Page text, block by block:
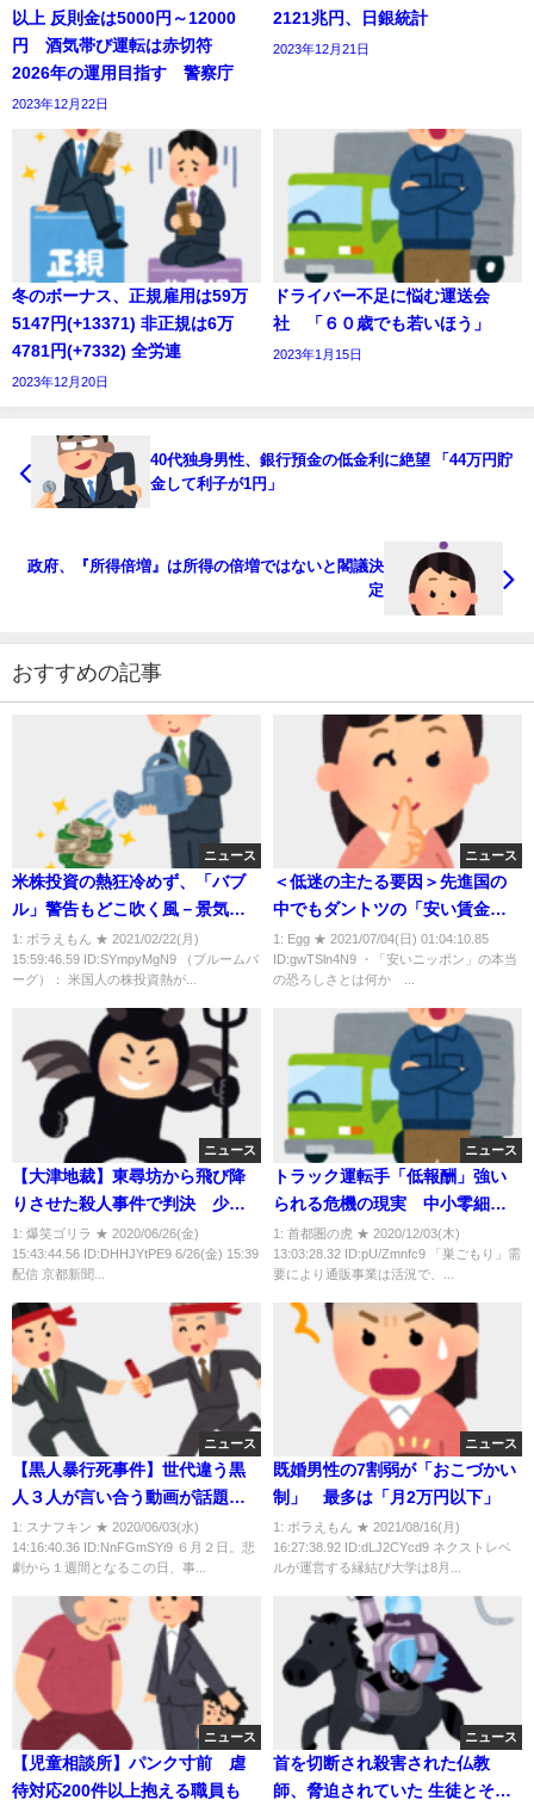
以上 反則金は5000円～12000
円 酒気帯び運転は赤切符
2026年の運用目指す 警察庁
2023年12月22日
2121兆円、日銀統計
2023年12月21日
冬のボーナス、正規雇用は59万
5147円(+13371) 非正規は6万
4781円(+7332) 全労連
2023年12月20日
ドライバー不足に悩む運送会
社 「６０歳でも若いほう」
2023年1月15日
40代独身男性、銀行預金の低金利に絶望 「44万円貯
金して利子が1円」
政府、『所得倍増』は所得の倍増ではないと閣議決
定
おすすめの記事
ニュース
米株投資の熱狂冷めず、「バブ
ル」警告もどこ吹く風－景気回
復期待で
1: ボラえもん ★ 2021/02/22(月)
15:59:46.59 ID:SYmpyMgN9 （ブルームバ
ーグ）： 米国人の株投資熱が...
ニュース
＜低迷の主たる要因＞先進国の
中でもダントツの「安い賃金」
だ。「安いニッポン」の本当の
恐ろしさとは何か？
1: Egg ★ 2021/07/04(日) 01:04:10.85
ID:gwTSln4N9 ・「安いニッポン」の本当
の恐ろしさとは何か ...
ニュース
【大津地裁】東尋坊から飛び降
りさせた殺人事件で判決 少年
２人に懲役の不定期刑
1: 爆笑ゴリラ ★ 2020/06/26(金)
15:43:44.56 ID:DHHJYtPE9 6/26(金) 15:39
配信 京都新聞...
ニュース
トラック運転手「低報酬」強い
られる危機の現実 中小零細の
運送会社の仕事量が激減
1: 首都圏の虎 ★ 2020/12/03(木)
13:03:28.32 ID:pU/Zmnfc9 「巣ごもり」需
要により通販事業は活況で、...
ニュース
【黒人暴行死事件】世代違う黒
人３人が言い合う動画が話題に
「俺たちのやり方じゃうまくい
かない。もっと良い方法見つけ
てくれ」
1: スナフキン ★ 2020/06/03(水)
14:16:40.36 ID:NnFGmSYi9 ６月２日。悲
劇から１週間となるこの日、事...
ニュース
既婚男性の7割弱が「おこづかい
制」 最多は「月2万円以下」
1: ボラえもん ★ 2021/08/16(月)
16:27:38.92 ID:dLJ2CYcd9 ネクストレベ
ルが運営する縁結び大学は8月...
ニュース
【児童相談所】パンク寸前 虐
待対応200件以上抱える職員も
ニュース
首を切断され殺害された仏教
師、脅迫されていた 生徒とその